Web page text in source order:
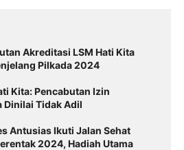
Akreditasi LSM Hati Kita
Pilkada 2024
Kita: Pencabutan Izin
Dinilai Tidak Adil
Antusias Ikuti Jalan Sehat
2024, Hadiah Utama